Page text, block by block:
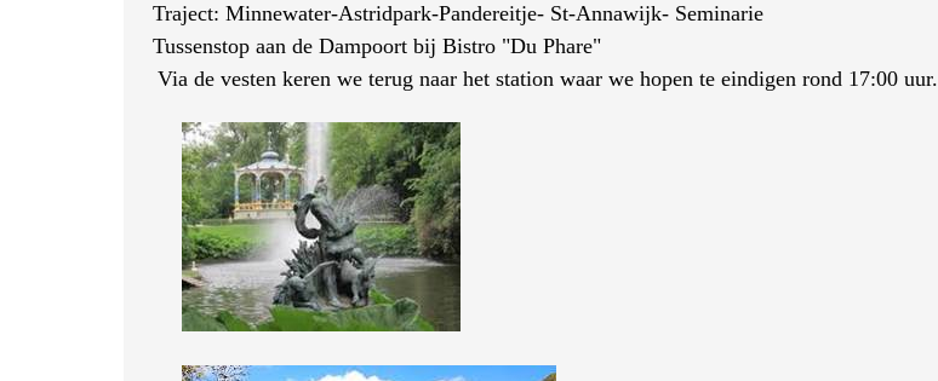
Traject: Minnewater-Astridpark-Pandereitje- St-Annawijk- Seminarie
Tussenstop aan de Dampoort bij Bistro "Du Phare"
Via de vesten keren we terug naar het station waar we hopen te eindigen rond 17:00 uur.